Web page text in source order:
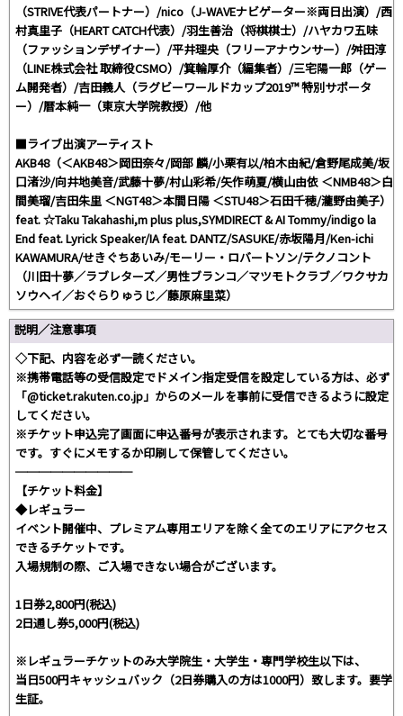
（STRIVE代表パートナー）/nico（J-WAVEナビゲーター※両日出演）/西
村真里子（HEART CATCH代表）/羽生善治（将棋棋士）/ハヤカワ五味
（ファッションデザイナー）/平井理央（フリーアナウンサー）/舛田淳
（LINE株式会社 取締役CSMO）/箕輪厚介（編集者）/三宅陽一郎（ゲー
ム開発者）/吉田義人（ラグビーワールドカップ2019™ 特別サポータ
ー）/暦本純一（東京大学院教授）/他
■ライブ出演アーティスト
AKB48（＜AKB48＞岡田奈々/岡部 麟/小栗有以/柏木由紀/倉野尾成美/坂
口渚沙/向井地美音/武藤十夢/村山彩希/矢作萌夏/横山由依 ＜NMB48＞白
間美瑠/吉田朱里 ＜NGT48＞本間日陽 ＜STU48＞石田千穂/瀧野由美子）
feat. ☆Taku Takahashi,m plus plus,SYMDIRECT & AI Tommy/indigo la
End feat. Lyrick Speaker/IA feat. DANTZ/SASUKE/赤坂陽月/Ken-ichi
KAWAMURA/せきぐちあいみ/モーリー・ロバートソン/テクノコント
（川田十夢／ラブレターズ／男性ブランコ／マツモトクラブ／ワクサカ
ソウヘイ／おぐらりゅうじ／藤原麻里菜）
説明／注意事項
◇下記、内容を必ず一読ください。
※携帯電話等の受信設定でドメイン指定受信を設定している方は、必ず
「@ticket.rakuten.co.jp」からのメールを事前に受信できるように設定
してください。
※チケット申込完了画面に申込番号が表示されます。とても大切な番号
です。すぐにメモするか印刷して保管してください。
──────────
【チケット料金】
◆レギュラー
イベント開催中、プレミアム専用エリアを除く全てのエリアにアクセス
できるチケットです。
入場規制の際、ご入場できない場合がございます。
1日券2,800円(税込)
2日通し券5,000円(税込)
※レギュラーチケットのみ大学院生・大学生・専門学校生以下は、
当日500円キャッシュバック（2日券購入の方は1000円）致します。要学
生証。